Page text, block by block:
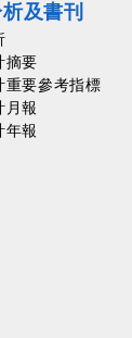
及書刊
摘要
重要參考指標
月報
年報